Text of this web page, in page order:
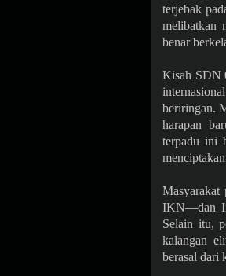
terjebak
melibatkan
benar
Kisah SDN
beriringan.
harapan
terpadu ini
Masyarakat
IKN—dan
Selain itu,
kalangan
berasal dari